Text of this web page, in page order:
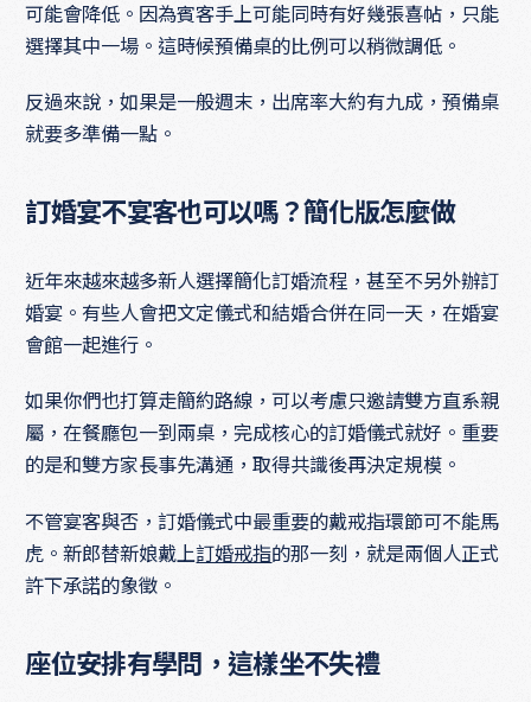
可能會降低。因為賓客手上可能同時有好幾張喜帖，只能
選擇其中一場。這時候預備桌的比例可以稍微調低。
反過來說，如果是一般週末，出席率大約有九成，預備桌
就要多準備一點。
訂婚宴不宴客也可以嗎？簡化版怎麼做
近年來越來越多新人選擇簡化訂婚流程，甚至不另外辦訂
婚宴。有些人會把文定儀式和結婚合併在同一天，在婚宴
會館一起進行。
如果你們也打算走簡約路線，可以考慮只邀請雙方直系親
屬，在餐廳包一到兩桌，完成核心的訂婚儀式就好。重要
的是和雙方家長事先溝通，取得共識後再決定規模。
不管宴客與否，訂婚儀式中最重要的戴戒指環節可不能馬
虎。新郎替新娘戴上訂婚戒指的那一刻，就是兩個人正式
許下承諾的象徵。
座位安排有學問，這樣坐不失禮